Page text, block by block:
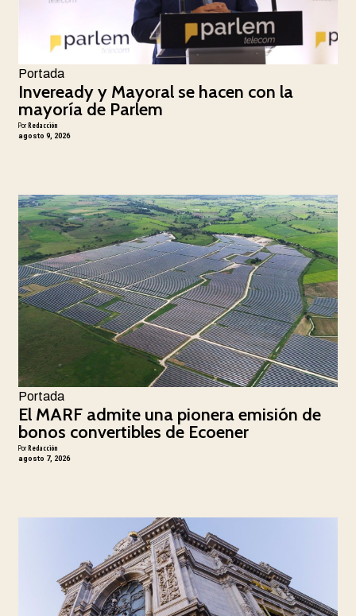
Portada
Inveready y Mayoral se hacen con la
mayoría de Parlem
PorRedacción
agosto 9, 2026
Portada
El MARF admite una pionera emisión de
bonos convertibles de Ecoener
PorRedacción
agosto 7, 2026